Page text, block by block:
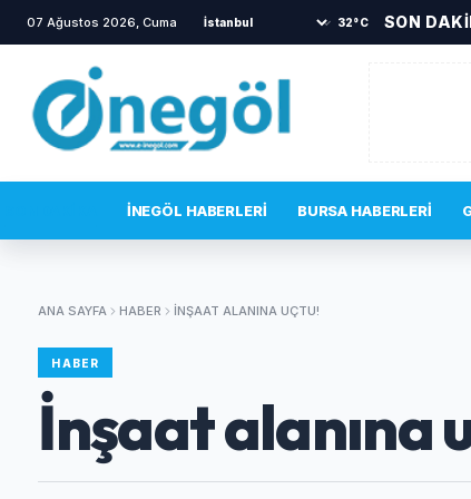
07 Ağustos 2026, Cuma 32°C SON
TOKİ sakinlerini korkutan
İNEGÖL HABERLERI BURSA HABERLERI
ANA SAYFA HABER İNŞAAT ALANINA UÇTU!
HABER
İnşaat alanına